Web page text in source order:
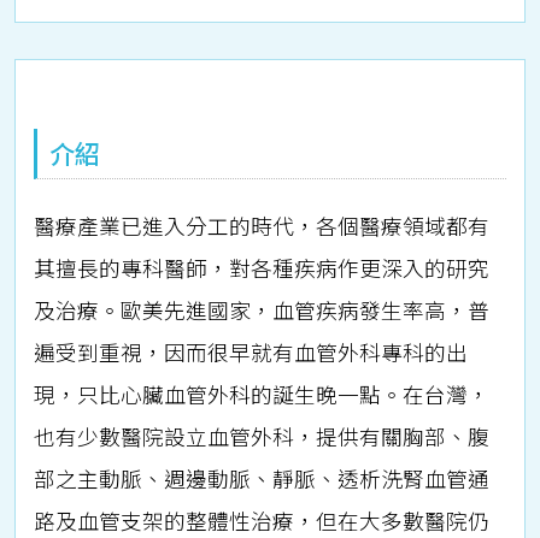
介紹
醫療產業已進入分工的時代，各個醫療領域都有
其擅長的專科醫師，對各種疾病作更深入的研究
及治療。歐美先進國家，血管疾病發生率高，普
遍受到重視，因而很早就有血管外科專科的出
現，只比心臟血管外科的誕生晚一點。在台灣，
也有少數醫院設立血管外科，提供有關胸部、腹
部之主動脈、週邊動脈、靜脈、透析洗腎血管通
路及血管支架的整體性治療，但在大多數醫院仍